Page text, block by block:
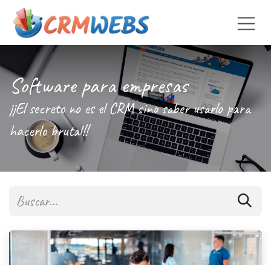
Ir al contenido
Software para empresas
¡¡El secreto no es el CRM sino saber usarlo para
hacerlo brutal!!